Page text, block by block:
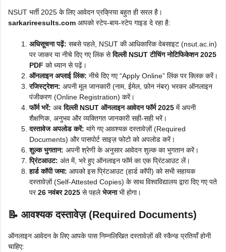
NSUT भर्ती 2025 के लिए आवेदन प्रक्रिया बहुत ही सरल है।
sarkarireesults.com आपको स्टेप-बाय-स्टेप गाइड दे रहा है:
अधिसूचना पढ़ें: सबसे पहले, NSUT की आधिकारिक वेबसाइट (nsut.ac.in)
पर जाकर या नीचे दिए गए लिंक सेदिल्ली NSUT टीचिंग नोटिफिकेशन 2025
PDF को ध्यान से पढ़ें।
ऑनलाइन अप्लाई लिंक: नीचे दिए गए “Apply Online” लिंक पर क्लिक करें।
रजिस्ट्रेशन: अपनी मूल जानकारी (नाम, ईमेल, फ़ोन नंबर) भरकर ऑनलाइन
पंजीकरण (Online Registration) करें।
फॉर्म भरें: अबदिल्ली NSUT ऑनलाइन आवेदन फॉर्म 2025 में अपनी
शैक्षणिक, अनुभव और व्यक्तिगत जानकारी सही-सही भरें।
दस्तावेज अपलोड करें: मांगे गए आवश्यक दस्तावेज़ों (Required
Documents) और पासपोर्ट साइज़ फोटो को अपलोड करें।
शुल्क भुगतान: अपनी श्रेणी के अनुसार आवेदन शुल्क का भुगतान करें।
प्रिंटआउट: अंत में, भरे हुए ऑनलाइन फॉर्म का एक प्रिंटआउट लें।
हार्ड कॉपी जमा: आपको इस प्रिंटआउट (हार्ड कॉपी) को सभी सहायक
दस्तावेज़ों (Self-Attested Copies) के साथ विश्वविद्यालय द्वारा दिए गए पते
पर26 नवंबर 2025 से पहलेभेजनाभी होगा।
📝 आवश्यक दस्तावेज़ (Required Documents)
ऑनलाइन आवेदन के लिए आपके पास निम्नलिखित दस्तावेज़ों की स्कैन्ड प्रतियाँ होनी
चाहिए: